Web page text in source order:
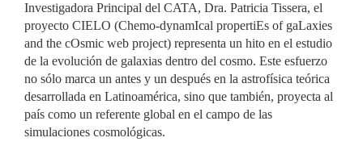
Investigadora Principal del CATA, Dra. Patricia Tissera, el
proyecto CIELO (Chemo-dynamIcal propertiEs of gaLaxies
and the cOsmic web project) representa un hito en el estudio
de la evolución de galaxias dentro del cosmo. Este esfuerzo
no sólo marca un antes y un después en la astrofísica teórica
desarrollada en Latinoamérica, sino que también, proyecta al
país como un referente global en el campo de las
simulaciones cosmológicas.